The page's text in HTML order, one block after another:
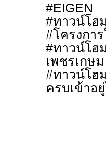
#EIGEN
#ทาวน์โฮ
#โครงกา
#ทาวน์โฮ
เพชรเกษ
#ทาวน์โ
ครบเข้าอ